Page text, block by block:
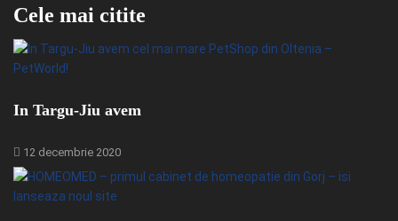
Cele mai citite
In Targu-Jiu avem
12 decembrie 2020